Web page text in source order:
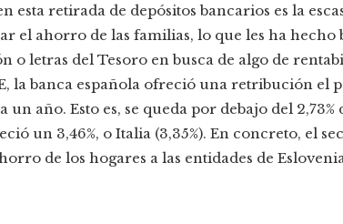
retirada de depósitos bancarios es la
el ahorro de las familias, lo que les ha hecho
o letras del Tesoro en busca de algo de
la banca española ofreció una retribución el
un año. Esto es, se queda por debajo del
un 3,46%, o Italia (3,35%). En concreto, el
de los hogares a las entidades de